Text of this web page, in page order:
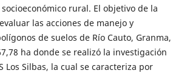
rural. El objetivo de la
las acciones de manejo y
de suelos de Río Cauto, Granma,
ha donde se realizó la investigación
Los Silbas, la cual se caracteriza por